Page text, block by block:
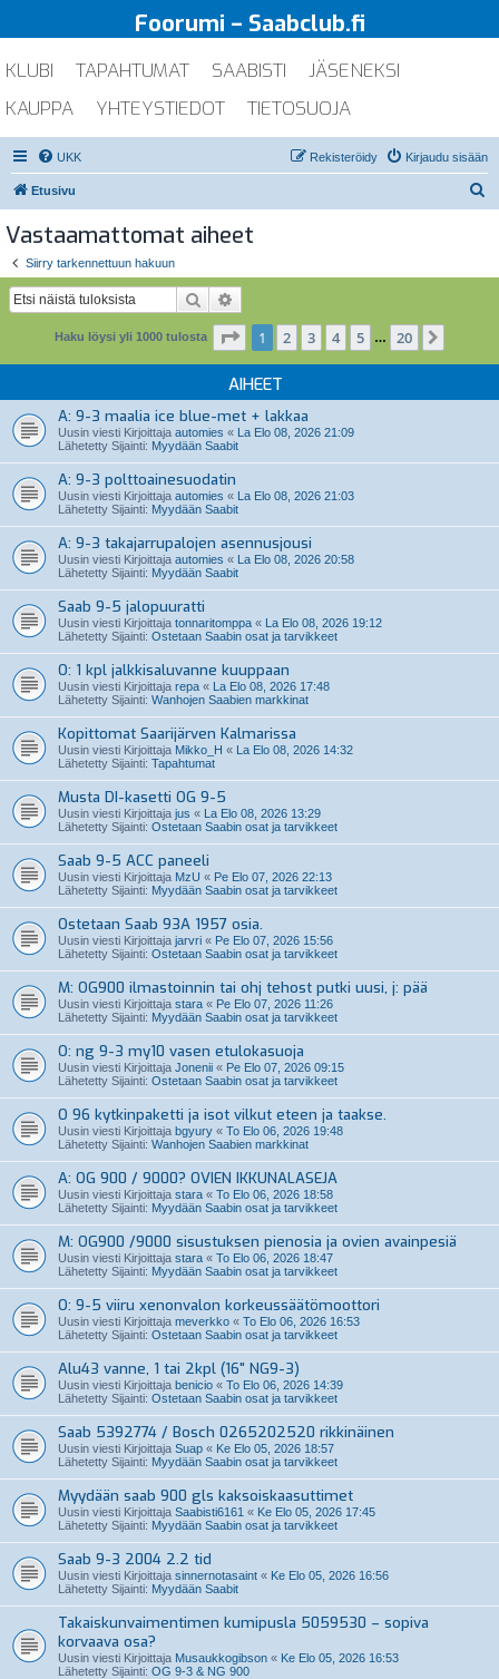
Foorumi – Saabclub.fi
KLUBI TAPAHTUMAT SAABISTI
JÄSENEKSI
KAUPPA
YHTEYSTIEDOT TIETOSUOJA
UKK Kirjaudu sisään
Rekisteröidy
Etusivu
Vastaamattomat aiheet
Siirry tarkennettuun hakuun
Etsi
Haku löysi yli 1000 tulosta Sivu /20
1 2 3 4 5 … 20
AIHEET
A: 9-3 maalia ice blue-met + lakkaa
Uusin viesti Kirjoittaja automies « La Elo 08, 2026 21:09
Lähetetty Sijainti: Myydään Saabit
A: 9-3 polttoainesuodatin
Uusin viesti Kirjoittaja automies « La Elo 08, 2026 21:03
Lähetetty Sijainti: Myydään Saabit
A: 9-3 takajarrupalojen asennusjousi
Uusin viesti Kirjoittaja automies « La Elo 08, 2026 20:58
Lähetetty Sijainti: Myydään Saabit
Saab 9-5 jalopuuratti
Uusin viesti Kirjoittaja tonnaritomppa « La Elo 08, 2026 19:12
Lähetetty Sijainti: Ostetaan Saabin osat ja tarvikkeet
O: 1 kpl jalkkisaluvanne kuuppaan
Uusin viesti Kirjoittaja repa « La Elo 08, 2026 17:48
Lähetetty Sijainti: Wanhojen Saabien markkinat
Kopittomat Saarijärven Kalmarissa
Uusin viesti Kirjoittaja Mikko_H « La Elo 08, 2026 14:32
Lähetetty Sijainti: Tapahtumat
Musta DI-kasetti OG 9-5
Uusin viesti Kirjoittaja jus « La Elo 08, 2026 13:29
Lähetetty Sijainti: Ostetaan Saabin osat ja tarvikkeet
Saab 9-5 ACC paneeli
Uusin viesti Kirjoittaja MzU « Pe Elo 07, 2026 22:13
Lähetetty Sijainti: Myydään Saabin osat ja tarvikkeet
Ostetaan Saab 93A 1957 osia.
Uusin viesti Kirjoittaja jarvri « Pe Elo 07, 2026 15:56
Lähetetty Sijainti: Ostetaan Saabin osat ja tarvikkeet
M: OG900 ilmastoinnin tai ohj tehost putki uusi, j: pää
Uusin viesti Kirjoittaja stara « Pe Elo 07, 2026 11:26
Lähetetty Sijainti: Myydään Saabin osat ja tarvikkeet
O: ng 9-3 my10 vasen etulokasuoja
Uusin viesti Kirjoittaja Jonenii « Pe Elo 07, 2026 09:15
Lähetetty Sijainti: Ostetaan Saabin osat ja tarvikkeet
O 96 kytkinpaketti ja isot vilkut eteen ja taakse.
Uusin viesti Kirjoittaja bgyury « To Elo 06, 2026 19:48
Lähetetty Sijainti: Wanhojen Saabien markkinat
A: OG 900 / 9000? OVIEN IKKUNALASEJA
Uusin viesti Kirjoittaja stara « To Elo 06, 2026 18:58
Lähetetty Sijainti: Myydään Saabin osat ja tarvikkeet
M: OG900 /9000 sisustuksen pienosia ja ovien avainpesiä
Uusin viesti Kirjoittaja stara « To Elo 06, 2026 18:47
Lähetetty Sijainti: Myydään Saabin osat ja tarvikkeet
O: 9-5 viiru xenonvalon korkeussäätömoottori
Uusin viesti Kirjoittaja meverkko « To Elo 06, 2026 16:53
Lähetetty Sijainti: Ostetaan Saabin osat ja tarvikkeet
Alu43 vanne, 1 tai 2kpl (16" NG9-3)
Uusin viesti Kirjoittaja benicio « To Elo 06, 2026 14:39
Lähetetty Sijainti: Ostetaan Saabin osat ja tarvikkeet
Saab 5392774 / Bosch 0265202520 rikkinäinen
Uusin viesti Kirjoittaja Suap « Ke Elo 05, 2026 18:57
Lähetetty Sijainti: Myydään Saabin osat ja tarvikkeet
Myydään saab 900 gls kaksoiskaasuttimet
Uusin viesti Kirjoittaja Saabisti6161 « Ke Elo 05, 2026 17:45
Lähetetty Sijainti: Myydään Saabin osat ja tarvikkeet
Saab 9-3 2004 2.2 tid
Uusin viesti Kirjoittaja sinnernotasaint « Ke Elo 05, 2026 16:56
Lähetetty Sijainti: Myydään Saabit
Takaiskunvaimentimen kumipusla 5059530 – sopiva
korvaava osa?
Uusin viesti Kirjoittaja Musaukkogibson « Ke Elo 05, 2026 16:53
Lähetetty Sijainti: OG 9-3 & NG 900